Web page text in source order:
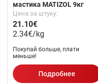
мастика MATIZOL 9кг
Цена за штуку:
21.10€
2.34€/kg
Покупай больше, плати
меньше!
Подробнее